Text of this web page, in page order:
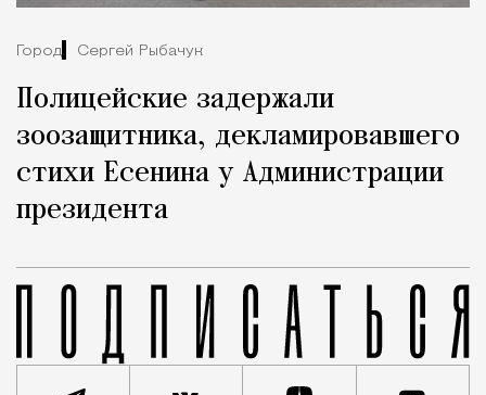
Город Сергей Рыбачук
Полицейские задержали
зоозащитника, декламировавшего
стихи Есенина у Администрации
президента